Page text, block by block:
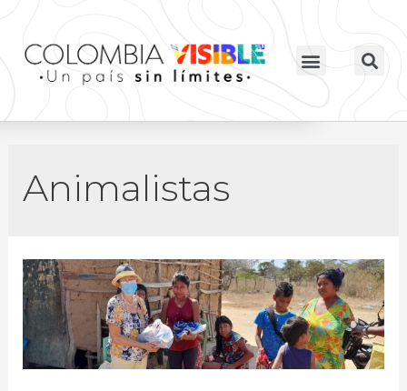
Animalistas